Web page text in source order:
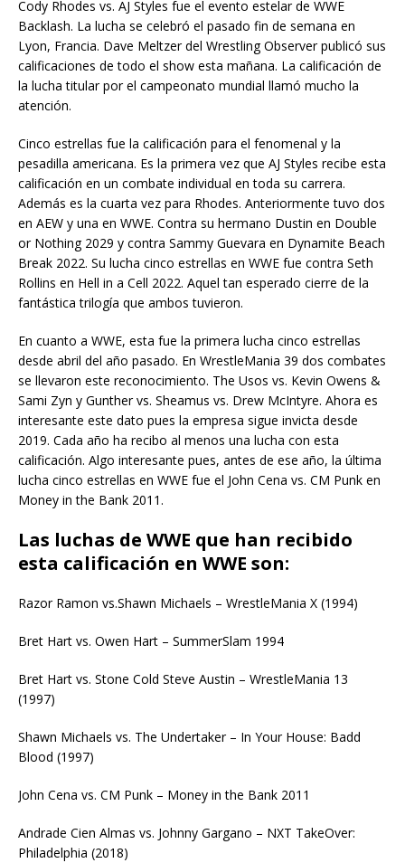
Cody Rhodes vs. AJ Styles fue el evento estelar de WWE
Backlash. La lucha se celebró el pasado fin de semana en
Lyon, Francia. Dave Meltzer del Wrestling Observer publicó sus
calificaciones de todo el show esta mañana. La calificación de
la lucha titular por el campeonato mundial llamó mucho la
atención.
Cinco estrellas fue la calificación para el fenomenal y la
pesadilla americana. Es la primera vez que AJ Styles recibe esta
calificación en un combate individual en toda su carrera.
Además es la cuarta vez para Rhodes. Anteriormente tuvo dos
en AEW y una en WWE. Contra su hermano Dustin en Double
or Nothing 2029 y contra Sammy Guevara en Dynamite Beach
Break 2022. Su lucha cinco estrellas en WWE fue contra Seth
Rollins en Hell in a Cell 2022. Aquel tan esperado cierre de la
fantástica trilogía que ambos tuvieron.
En cuanto a WWE, esta fue la primera lucha cinco estrellas
desde abril del año pasado. En WrestleMania 39 dos combates
se llevaron este reconocimiento. The Usos vs. Kevin Owens &
Sami Zyn y Gunther vs. Sheamus vs. Drew McIntyre. Ahora es
interesante este dato pues la empresa sigue invicta desde
2019. Cada año ha recibo al menos una lucha con esta
calificación. Algo interesante pues, antes de ese año, la última
lucha cinco estrellas en WWE fue el John Cena vs. CM Punk en
Money in the Bank 2011.
Las luchas de WWE que han recibido
esta calificación en WWE son:
Razor Ramon vs.Shawn Michaels – WrestleMania X (1994)
Bret Hart vs. Owen Hart – SummerSlam 1994
Bret Hart vs. Stone Cold Steve Austin – WrestleMania 13
(1997)
Shawn Michaels vs. The Undertaker – In Your House: Badd
Blood (1997)
John Cena vs. CM Punk – Money in the Bank 2011
Andrade Cien Almas vs. Johnny Gargano – NXT TakeOver:
Philadelphia (2018)